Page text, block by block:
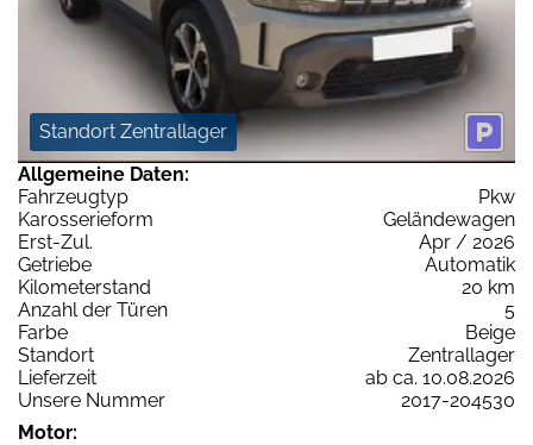
Standort Zentrallager
Allgemeine Daten:
Fahrzeugtyp
Pkw
Karosserieform
Geländewagen
Erst-Zul.
Apr / 2026
Getriebe
Automatik
Kilometerstand
20 km
Anzahl der Türen
5
Farbe
Beige
Standort
Zentrallager
Lieferzeit
ab ca. 10.08.2026
Unsere Nummer
2017-204530
Motor: